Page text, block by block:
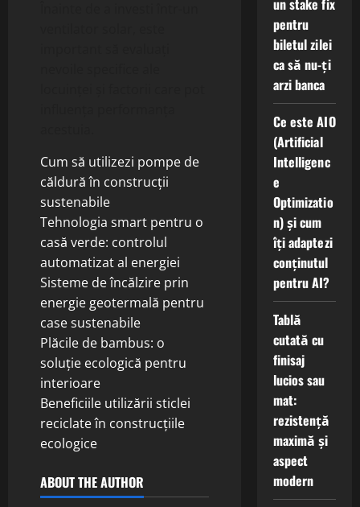
Cum să utilizezi pompe de
căldură în construcții
sustenabile
Tehnologia smart pentru o
casă verde: controlul
automatizat al energiei
Sisteme de încălzire prin
energie geotermală pentru
case sustenabile
Plăcile de bambus: o
soluție ecologică pentru
interioare
Beneficiile utilizării sticlei
reciclate în construcțiile
ecologice
ABOUT THE AUTHOR
un stake fix
pentru
biletul zilei
ca să nu-ți
arzi banca
Ce este AIO
(Artificial
Intelligenc
e
Optimizatio
n) și cum
îți adaptezi
conținutul
pentru AI?
Tablă
cutată cu
finisaj
lucios sau
mat:
rezistență
maximă și
aspect
modern